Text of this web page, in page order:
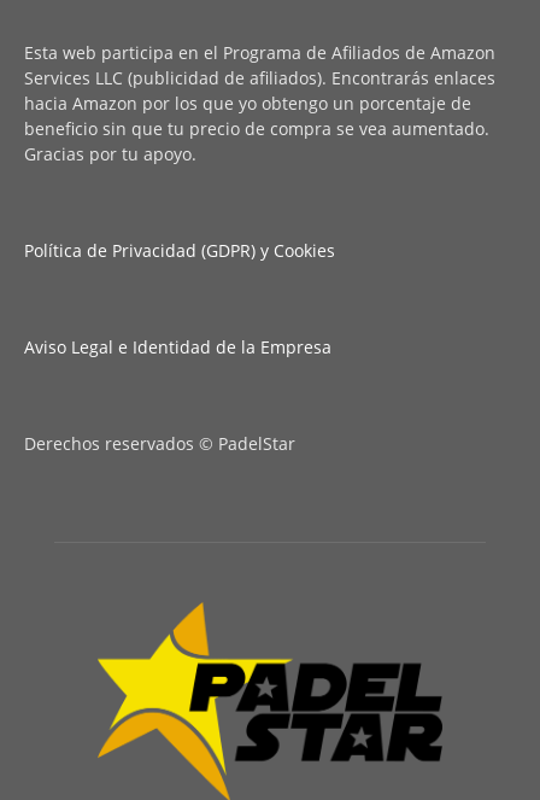
Esta web participa en el Programa de Afiliados de Amazon
Services LLC (publicidad de afiliados). Encontrarás enlaces
hacia Amazon por los que yo obtengo un porcentaje de
beneficio sin que tu precio de compra se vea aumentado.
Gracias por tu apoyo.
Política de Privacidad (GDPR) y Cookies
Aviso Legal e Identidad de la Empresa
Derechos reservados © PadelStar